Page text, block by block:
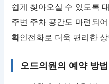
쉽게 찾아오실 수 있도록
주변 주차 공간도 마련되
확인전화로 더욱 편리한
오드의원의 예약 방법